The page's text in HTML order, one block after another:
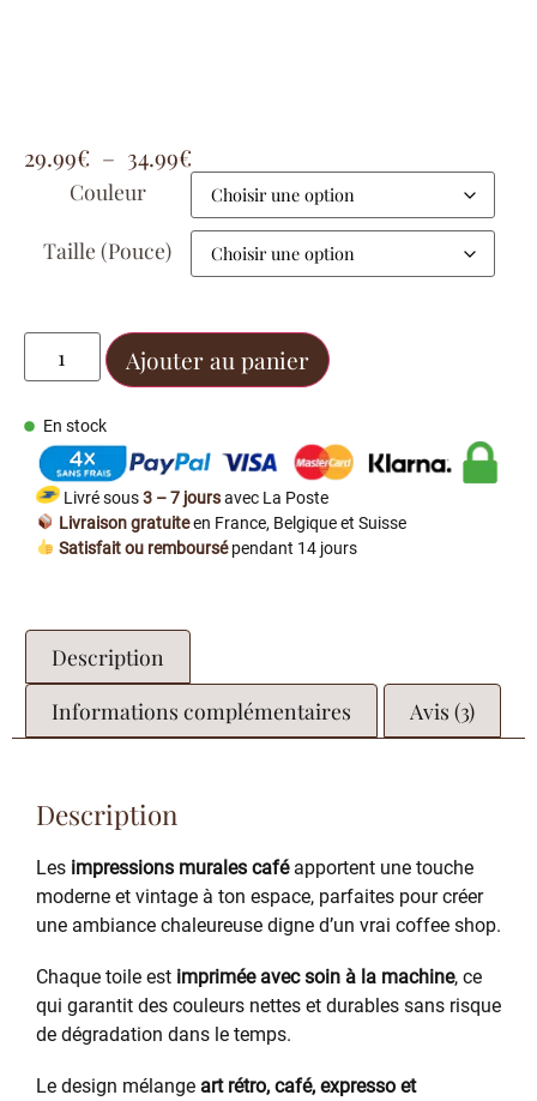
29.99€ – 34.99€
Couleur
Taille (Pouce)
Ajouter au panier
En stock
Livré sous3 – 7 joursavec La Poste
Livraison gratuiteen France, Belgique et Suisse
Satisfait ou remboursépendant 14 jours
Description
Informations complémentaires
Avis (3)
Description
Les impressions murales caféapportent une touche
moderne et vintage à ton espace, parfaites pour créer
une ambiance chaleureuse digne d’un vrai coffee shop.
Chaque toile est imprimée avec soin à la machine, ce
qui garantit des couleurs nettes et durables sans risque
de dégradation dans le temps.
Le design mélange art rétro, café, expresso et